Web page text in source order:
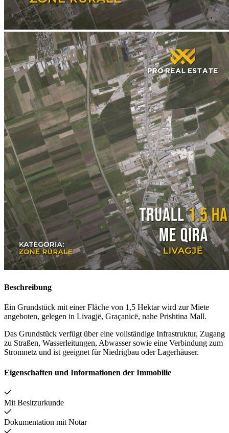
Beschreibung
Ein Grundstück mit einer Fläche von 1,5 Hektar wird zur Miete
angeboten, gelegen in Livagjë, Graçanicë, nahe Prishtina Mall.
Das Grundstück verfügt über eine vollständige Infrastruktur, Zugang
zu Straßen, Wasserleitungen, Abwasser sowie eine Verbindung zum
Stromnetz und ist geeignet für Niedrigbau oder Lagerhäuser.
Eigenschaften und Informationen der Immobilie
Mit Besitzurkunde
Dokumentation mit Notar